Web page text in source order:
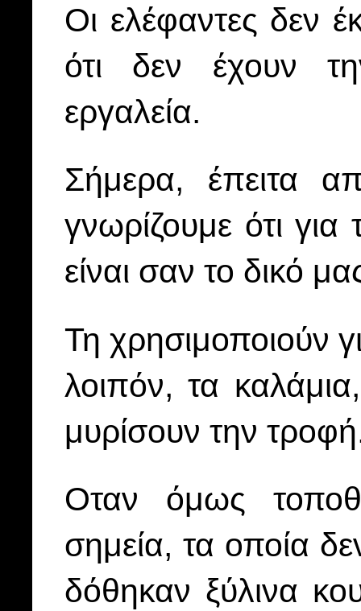
Οι ελέφαντες δεν
ότι δεν έχουν
εργαλεία.
Σήμερα, έπειτα
γνωρίζουμε ότι
είναι σαν το δικό
Τη χρησιμοποιούν
λοιπόν, τα
μυρίσουν την
Οταν όμως
σημεία, τα οποία
δόθηκαν ξύλινα